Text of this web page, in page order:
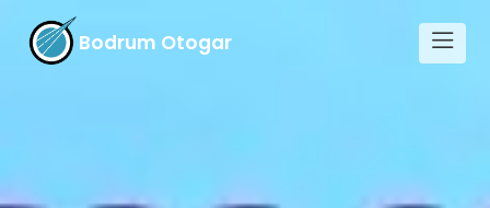
Bodrum Otogar